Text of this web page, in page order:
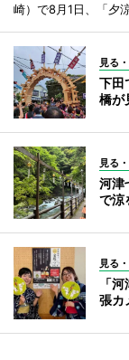
崎）で8月1日、「夕
見る
下田
橋が
見る
河津
で涼
見る
「
張カ